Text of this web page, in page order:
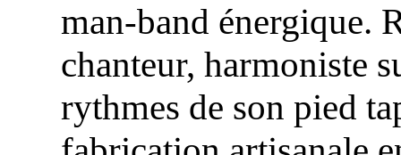
man-band énergique.
chanteur, harmoniste
rythmes de son pied